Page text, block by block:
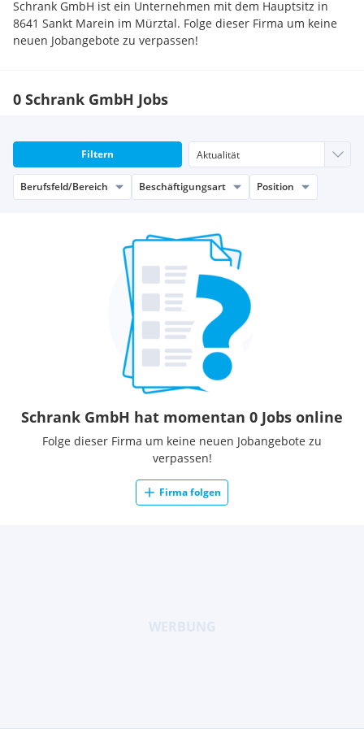
Schrank GmbH ist ein Unternehmen mit dem Hauptsitz in
8641 Sankt Marein im Mürztal. Folge dieser Firma um keine
neuen Jobangebote zu verpassen!
0 Schrank GmbH Jobs
Filtern
Berufsfeld/Bereich Beschäftigungsart Position
Schrank GmbH hat momentan 0 Jobs online
Folge dieser Firma um keine neuen Jobangebote zu
verpassen!
Firma folgen